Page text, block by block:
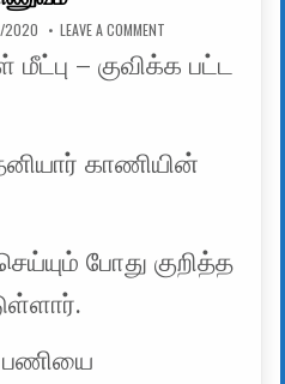
DATE:
2020 LEAVE A COMMENT
– குவிக்க பட்ட
காணியின்
போது குறித்த
பணியை